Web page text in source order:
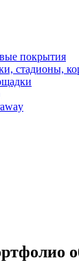
покрытия
стадионы,